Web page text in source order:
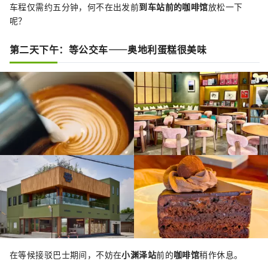
车程仅需约五分钟，何不在出发前到车站前的咖啡馆放松一下
呢？
第二天下午：等公交车——奥地利蛋糕很美味
在等候接驳巴士期间，不妨在小渊泽站前的咖啡馆稍作休息。